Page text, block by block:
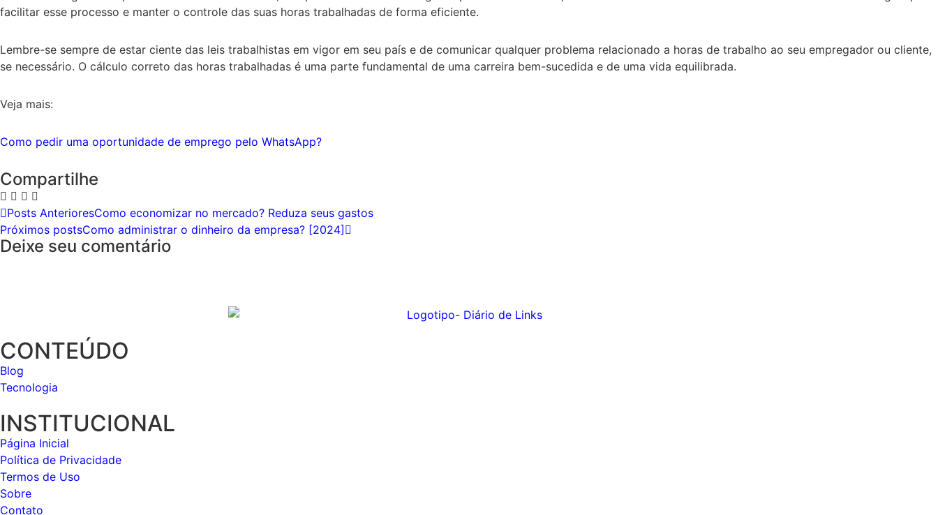
facilitar esse processo e manter o controle das suas horas trabalhadas de forma eficiente.
Lembre-se sempre de estar ciente das leis trabalhistas em vigor em seu país e de comunicar qualquer problema relacionado a horas de trabalho ao seu empregador ou cliente,
se necessário. O cálculo correto das horas trabalhadas é uma parte fundamental de uma carreira bem-sucedida e de uma vida equilibrada.
Veja mais:
Como pedir uma oportunidade de emprego pelo WhatsApp?
Compartilhe
Posts AnterioresComo economizar no mercado? Reduza seus gastos
Próximos postsComo administrar o dinheiro da empresa? [2024]
Deixe seu comentário
CONTEÚDO
Blog
Tecnologia
INSTITUCIONAL
Página Inicial
Política de Privacidade
Termos de Uso
Sobre
Contato